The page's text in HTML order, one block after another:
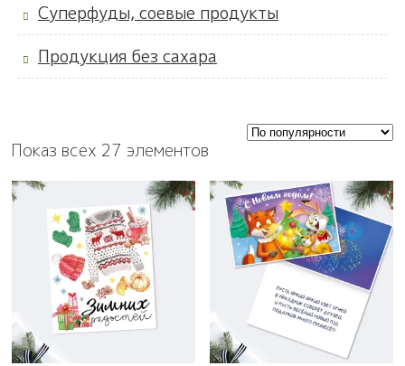
Суперфуды, соевые продукты
Продукция без сахара
Показ всех 27 элементов